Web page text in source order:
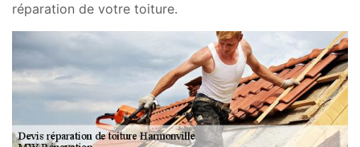
réparation de votre toiture.